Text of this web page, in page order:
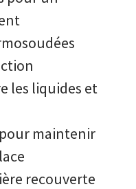
les liquides et
maintenir
recouverte